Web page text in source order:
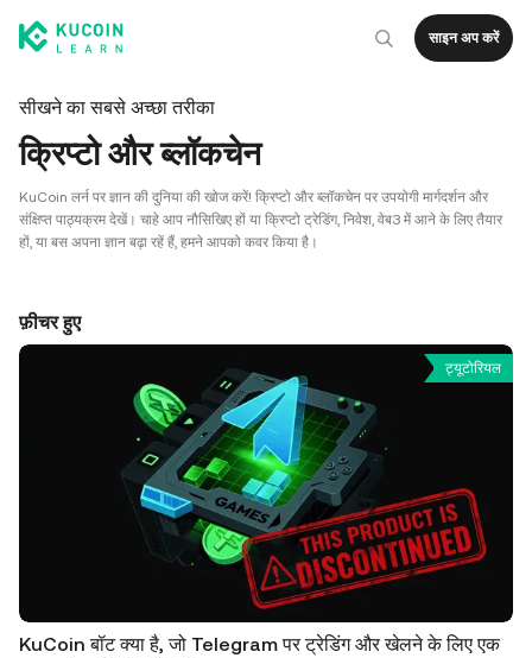
साइन अप करें
सीखने का सबसे अच्छा तरीका
क्रिप्टो और ब्लॉकचेन
KuCoin लर्न पर ज्ञान की दुनिया की खोज करें! क्रिप्टो और ब्लॉकचेन पर उपयोगी मार्गदर्शन और
संक्षिप्त पाठ्यक्रम देखें। चाहे आप नौसिखिए हों या क्रिप्टो ट्रेडिंग, निवेश, वेब3 में आने के लिए तैयार
हों, या बस अपना ज्ञान बढ़ा रहें हैं, हमने आपको कवर किया है।
फ़ीचर हुए
ट्यूटोरियल
KuCoin बॉट क्या है, जो Telegram पर ट्रेडिंग और खेलने के लिए एक